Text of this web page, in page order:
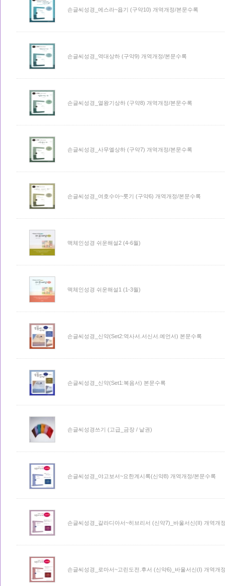
손글씨성경_에스라~욥기 (구약10) 개역개정/본문수록
손글씨성경_역대상하 (구약9) 개역개정/본문수록
손글씨성경_열왕기상하 (구약8) 개역개정/본문수록
손글씨성경_사무엘상하 (구약7) 개역개정/본문수록
손글씨성경_여호수아~룻기 (구약6) 개역개정/본문수록
맥체인성경 쉬운해설2 (4-6월)
맥체인성경 쉬운해설1 (1-3월)
손글씨성경_신약(Set2:역사서.서신서.예언서) 본문수록
손글씨성경_신약(Set1:복음서) 본문수록
손글씨성경쓰기 (고급_금장 / 낱권)
손글씨성경_야고보서~요한계시록(신약8) 개역개정/본문수록
손글씨성경_갈라디아서~히브리서 (신약7)_바울서신(II) 개역개
손글씨성경_로마서~고린도전.후서 (신약6)_바울서신(I) 개역개